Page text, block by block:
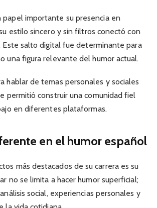
papel importante su presencia en
estilo sincero y sin filtros conectó con
Este salto digital fue determinante para
una figura relevante del humor actual.
hablar de temas personales y sociales
permitió construir una comunidad fiel
en diferentes plataformas.
en el humor español
más destacados de su carrera es su
no se limita a hacer humor superficial;
social, experiencias personales y